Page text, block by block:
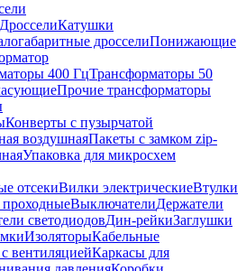
ДросселиКатушки
дросселиПонижающие
400 ГцТрансформаторы 50
Прочие трансформаторы
Конверты с пузырчатой
воздушнаяПакеты с замком zip-
Упаковка для микросхем
отсекиВилки электрическиеВтулки
ВыключателиДержатели
светодиодовДин-рейкиЗаглушки
ИзоляторыКабельные
вентиляциейКаркасы для